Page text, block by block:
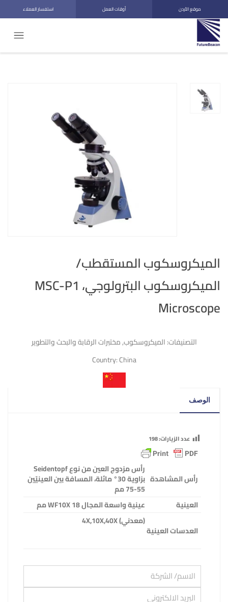
موقع الأردن أوقات العمل استفسار العملاء
الميكروسكوب المستقطب/
الميكروسكوب البترولوجي، MSC-P1
Microscope
التصنيفات:الميكروسكوب,مختبرات الرقابة والبحث والتطوير
Country:China
الوصف
عدد الزيارات:198
رأس المشاهدة
رأس مزدوج العين من نوع
بزاوية 30° مائلة، المسافة بين العينيّين
55-75 مم
العينية
عينية واسعة المجال
مم
العدسات العينية
(معدني) 4X,10X,40X